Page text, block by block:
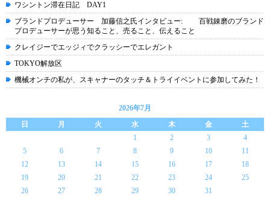
ワシントン滞在日記 DAY1
ブランドプロデューサー 加藤信之氏インタビュー: 百戦錬磨のブランド
プロデューサーが思う知ること、売ること、伝えること
クレイジーでエッジィでクラッシーでエレガント
TOKYO解放区
機械オンチの私が、スキャナーのタッチ＆トライイベントに参加してみた！
2026年7月
日
月 火 水 木 金
土
1
2 3
4
5
6 7 8 9 10
11
12
13 14 15 16 17
18
19
20 21 22 23 24
25
26
27 28 29 30 31